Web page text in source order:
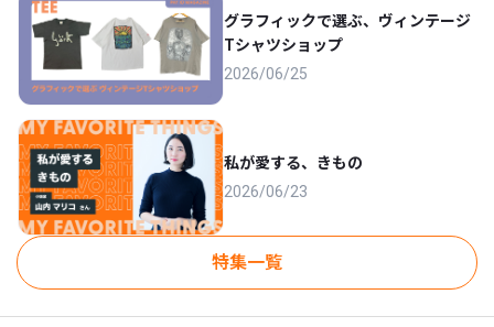
グラフィックで選ぶ、ヴィンテージ
Tシャツショップ
2026/06/25
私が愛する、きもの
2026/06/23
特集一覧